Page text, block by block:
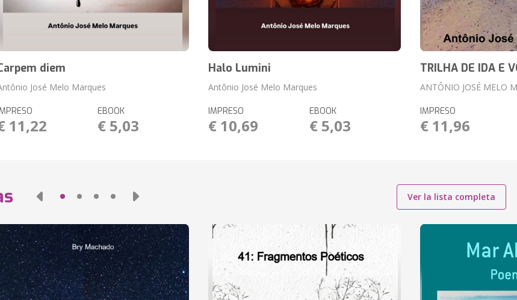
diem
José Melo Marques
11,22
EBOOK
€ 5,03
Halo Lumini
Antônio José Melo Marques
IMPRESO
€ 10,69
EBOOK
€ 5,03
TRILHA DE IDA E
ANTÔNIO JOSÉ MELO
IMPRESO
€ 11,96
Ver la lista completa